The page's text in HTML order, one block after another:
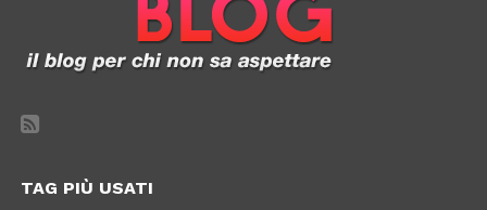
TAG PIÙ USATI